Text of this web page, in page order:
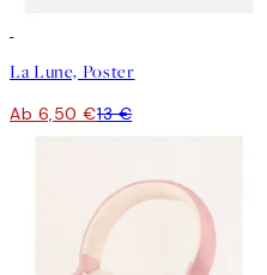
La Lune, Poster
Ab 6,50 €13 €